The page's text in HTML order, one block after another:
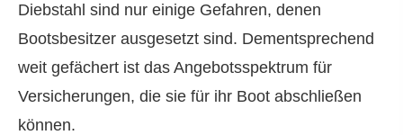
Diebstahl sind nur einige Gefahren, denen
Bootsbesitzer ausgesetzt sind. Dementsprechend
weit gefächert ist das Angebotsspektrum für
Versicherungen, die sie für ihr Boot abschließen
können.